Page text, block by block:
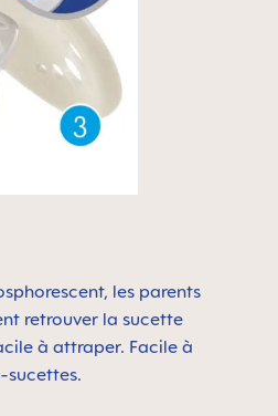
les parents
retrouver la sucette
à attraper. Facile à
sucettes.